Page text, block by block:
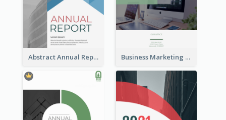
Abstract Annual Report Business Marketing Reports